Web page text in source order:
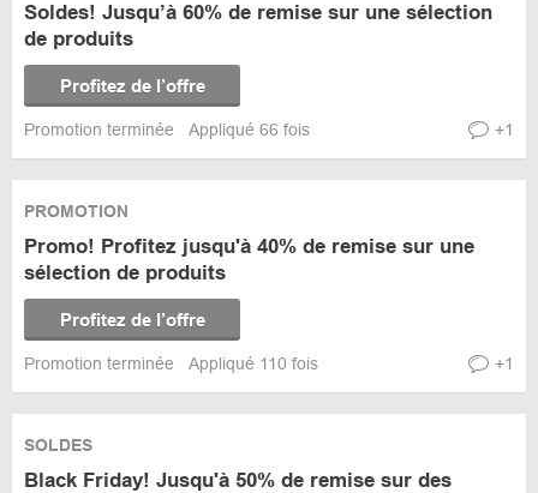
Soldes! Jusqu’à 60% de remise sur une sélection
de produits
Profitez de l’offre
Promotion terminée Appliqué 66 fois +1
PROMOTION
Promo! Profitez jusqu'à 40% de remise sur une
sélection de produits
Profitez de l’offre
Promotion terminée Appliqué 110 fois +1
SOLDES
Black Friday! Jusqu'à 50% de remise sur des